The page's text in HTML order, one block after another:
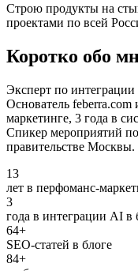
Строю продукты на
проектами по всей
Коротко обо
Эксперт по
Основатель feberra.com
маркетинге, 3 года в
Спикер мероприятий
правительстве Москвы.
13
лет в перфоманс-
3
года в интеграции AI в
64+
SEO-статей в блоге
84+